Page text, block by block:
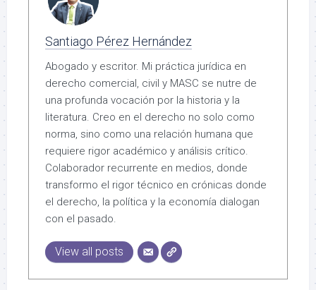
Santiago Pérez Hernández
Abogado y escritor. Mi práctica jurídica en
derecho comercial, civil y MASC se nutre de
una profunda vocación por la historia y la
literatura. Creo en el derecho no solo como
norma, sino como una relación humana que
requiere rigor académico y análisis crítico.
Colaborador recurrente en medios, donde
transformo el rigor técnico en crónicas donde
el derecho, la política y la economía dialogan
con el pasado.
View all posts